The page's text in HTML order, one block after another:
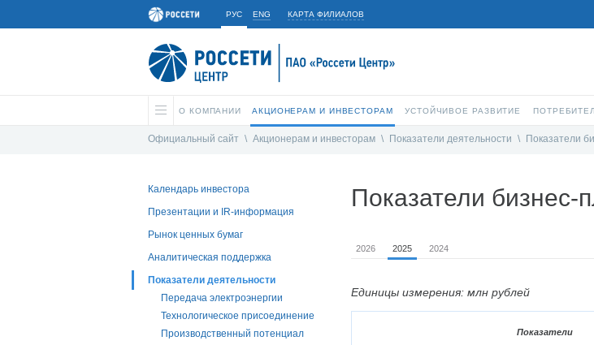
РУС ENG КАРТА ФИЛИАЛОВ
О КОМПАНИИ АКЦИОНЕРАМ И ИНВЕСТОРАМ УСТОЙЧИВОЕ РАЗВИТИЕ
Официальный сайт \ Акционерам и инвесторам \ Показатели деятельности \ Показатели
Календарь инвестора
Презентации и IR-информация
Рынок ценных бумаг
Аналитическая поддержка
Показатели деятельности
Передача электроэнергии
Технологическое присоединение
Производственный потенциал
Показатели бизнес-
2026 2025 2024
Единицы измерения: млн рублей
Показатели